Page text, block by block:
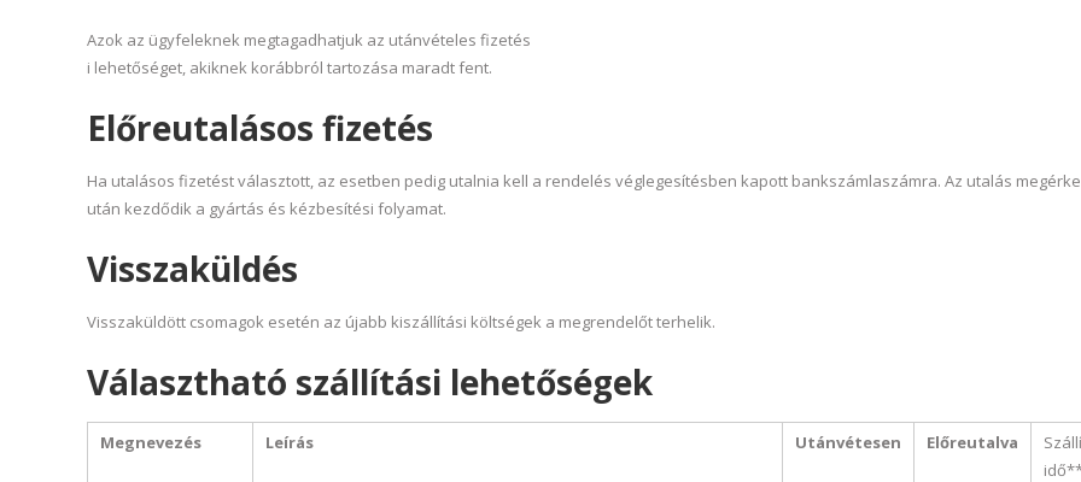
Azok az ügyfeleknek megtagadhatjuk az utánvételes fizetés
i lehetőséget, akiknek korábbról tartozása maradt fent.
Előreutalásos fizetés
Ha utalásos fizetést választott, az esetben pedig utalnia kell a rendelés véglegesítésben kapott bankszámlaszámra. Az utalás
után kezdődik a gyártás és kézbesítési folyamat.
Visszaküldés
Visszaküldött csomagok esetén az újabb kiszállítási költségek a megrendelőt terhelik.
Választható szállítási lehetőségek
Megnevezés Leírás Utánvétesen Előreutalva